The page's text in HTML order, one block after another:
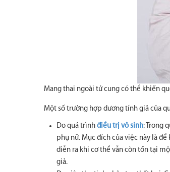
Mang thai ngoài tử cung có thể khiến
Một số trường hợp dương tính giả của
Do quá trình điều trị vô sinh: Trong
phụ nữ. Mục đích của việc này là
diễn ra khi cơ thể vẫn còn tồn tại
giả.